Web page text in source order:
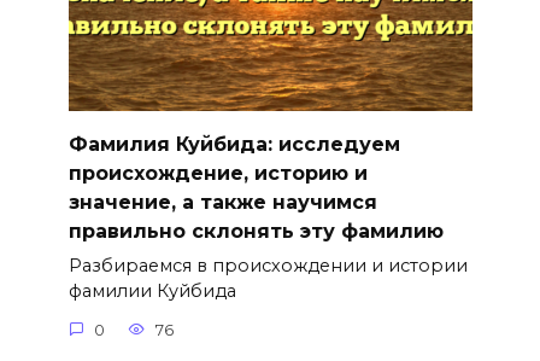
Фамилия Куйбида: исследуем
происхождение, историю и
значение, а также научимся
правильно склонять эту фамилию
Разбираемся в происхождении и истории
фамилии Куйбида
0 76